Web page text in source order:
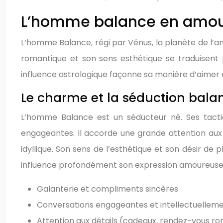
L’homme balance en
L’homme Balance, régi par Vénus, la planète de
romantique et son sens esthétique se
influence astrologique façonne sa manière d’aimer
Le charme et la séduction
L’homme Balance est un séducteur né. Ses
engageantes. Il accorde une grande attention
idyllique. Son sens de l’esthétique et son désir
influence profondément son expression
Galanterie et compliments sincères
Conversations engageantes et
Attention aux détails (cadeaux, rendez-vous